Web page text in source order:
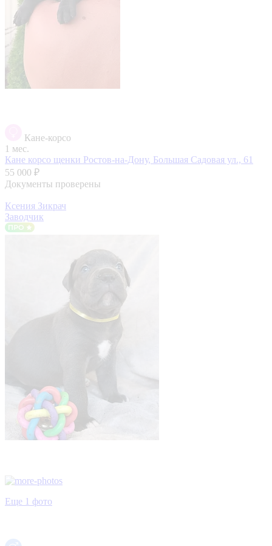
Кане-корсо
1 мес.
Кане корсо щенки Ростов-на-Дону, Большая Садовая ул., 61
55 000 ₽
Документы проверены
Ксения Зикрач
Заводчик
Еще 1 фото